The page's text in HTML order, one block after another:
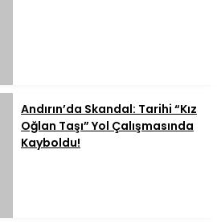
Andırın’da Skandal: Tarihi “Kız
Oğlan Taşı” Yol Çalışmasında
Kayboldu!